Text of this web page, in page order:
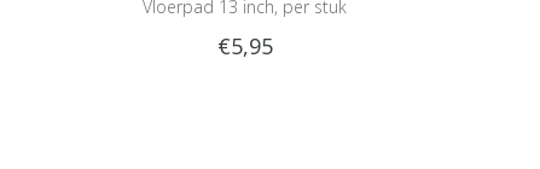
Vloerpad 13 inch, per stuk
€5,95